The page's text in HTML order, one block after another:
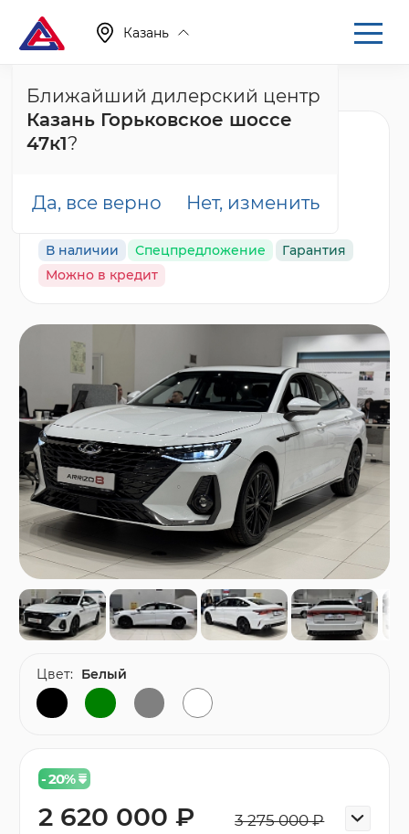
Казань
Ближайший дилерский центр
Казань Горьковское шоссе
47к1?
Да, все верно Нет, изменить
Главная Каталог Новые автомобили Arrizo 8
Chery Arrizo 8 Ультра
белый
В наличии Спецпредложение
Гарантия
Можно в кредит
- 20%
3 275 000 ₽
2 620 000 ₽
Цвет: Белый